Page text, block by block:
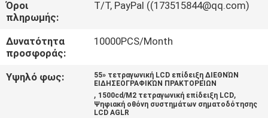
ΑΠΌΣΠΑΣΜΑ
SITEMAP
Όροι
πληρωμής:
Τ/Τ, PayPal ((173515844@qq.com)
Δυνατότητα
προσφοράς:
10000PCS/Month
Υψηλό φως:
55» τετραγωνική LCD επίδειξη ΔΙΕΘΝΏΝ
ΕΙΔΗΣΕΟΓΡΑΦΙΚΏΝ ΠΡΑΚΤΟΡΕΊΩΝ
, 1500cd/M2 τετραγωνική επίδειξη LCD,
Ψηφιακή οθόνη συστημάτων σηματοδότησης
LCD AGLR